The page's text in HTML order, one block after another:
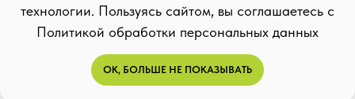
технологии. Пользуясь сайтом, вы соглашаетесь с
Политикой обработки персональных данных
ОК, БОЛЬШЕ НЕ ПОКАЗЫВАТЬ